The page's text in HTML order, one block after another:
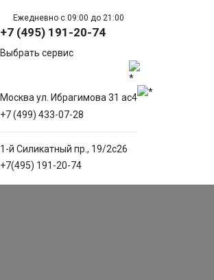
Ежедневно с 09:00 до 21:00
+7 (495) 191-20-74
Выбрать сервис
Москва ул. Ибрагимова 31 ас4
+7 (499) 433-07-28
1-й Силикатный пр., 19/2с26
+7(495) 191-20-74